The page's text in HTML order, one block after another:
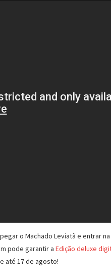
o Machado Leviatã e entrar
pode garantir a Edição deluxe
até 17 de agosto!